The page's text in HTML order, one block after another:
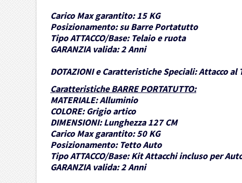
Carico Max garantito: 15 KG
Posizionamento: su Barre Portatutto
Tipo ATTACCO/Base: Telaio e ruota
GARANZIA valida:2 Anni
DOTAZIONI e Caratteristiche Speciali:Attacco al
Caratteristiche BARRE PORTATUTTO:
MATERIALE:Alluminio
COLORE: Grigio artico
DIMENSIONI: Lunghezza 127 CM
Carico Max garantito: 50 KG
Posizionamento: Tetto Auto
Tipo ATTACCO/Base: Kit Attacchi incluso per
GARANZIA valida:2 Anni